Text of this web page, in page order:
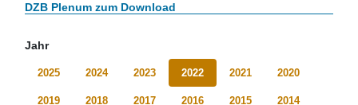
DZB Plenum zum Download
Jahr
2025 2024 2023 2022 2021 2020
2019 2018 2017 2016 2015 2014